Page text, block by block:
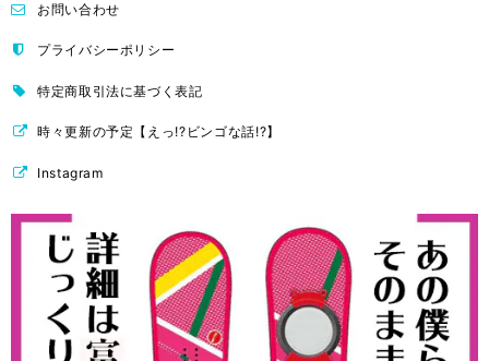
お問い合わせ
プライバシーポリシー
特定商取引法に基づく表記
時々更新の予定【えっ!?ビンゴな話!?】
Instagram